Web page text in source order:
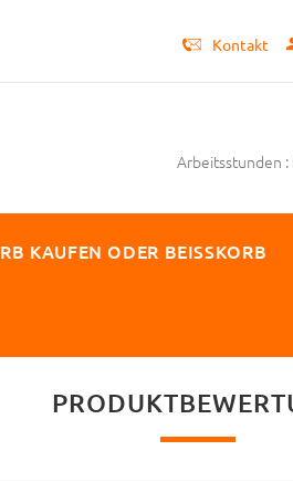
Kontakt
Arbeitsstunden :
KAUFEN ODER BEISSKORB